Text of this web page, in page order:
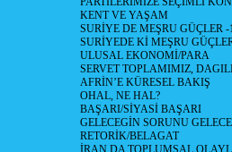
KENT VE YAŞAM
SURİYE DE MEŞRU GÜÇLER -
SURİYEDE Kİ MEŞRU
ULUSAL EKONOMİ/PARA
SERVET TOPLAMIMIZ,
AFRİN’E KÜRESEL BAKIŞ
OHAL, NE HAL?
BAŞARI/SİYASİ BAŞARI
GELECEGİN SORUNU
RETORİK/BELAGAT
İRAN DA TOPLUMSAL